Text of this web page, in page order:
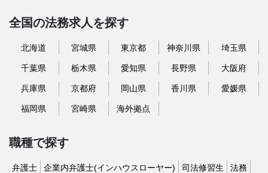
全国の法務求人を探す
北海道 宮城県 東京都 神奈川県 埼玉県
千葉県 栃木県 愛知県 長野県 大阪府
兵庫県 京都府 岡山県 香川県 愛媛県
福岡県 宮崎県 海外拠点
職種で探す
弁護士 企業内弁護士(インハウスローヤー) 司法修習生 法務